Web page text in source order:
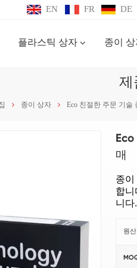
EN FR DE
플라스틱 상자 종이 상
제
종이 상자 Eco 친절한 주문 기술
매
종이
합니
니다
원